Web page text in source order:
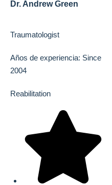
Dr. Andrew Green
Traumatologist
Años de experiencia: Since
2004
Reabilitation